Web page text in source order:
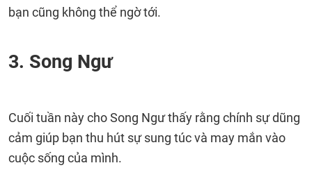
bạn cũng không thể ngờ tới.
3. Song Ngư
Cuối tuần này cho Song Ngư thấy rằng chính sự dũng
cảm giúp bạn thu hút sự sung túc và may mắn vào
cuộc sống của mình.